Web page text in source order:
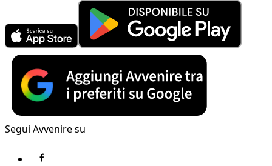
Segui Avvenire su